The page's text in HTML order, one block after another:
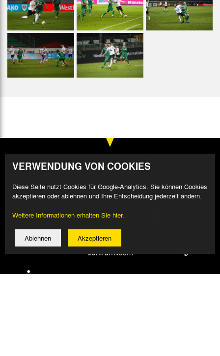
VERWENDUNG VON COOKIES
Diese Seite nutzt Cookies für Google-Analytics. Sie können Cookies
akzeptieren oder ablehnen und Ihre Entscheidung jederzeit ändern.
Weitere Informationen erhalten Sie hier.
Ablehnen Akzeptieren